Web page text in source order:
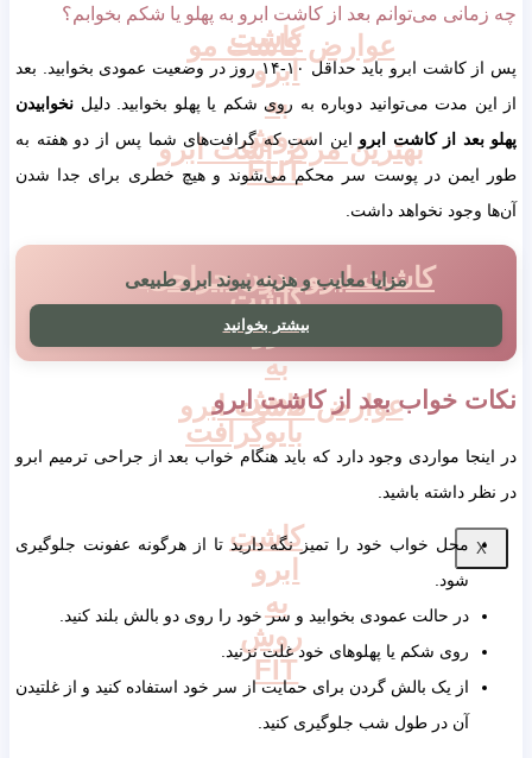
عوارض کاشت مو
بهترین مرکز اشت ابرو
کاشت ابرو بدون جراحی
عوارض کاشت ابرو
کاشت
ابرو
به
روش
FUT
کاشت
ابرو
به
روش
بایوگرافت
کاشت
به
روش
FIT
می‌توانم بعد از کاشت ابرو به پهلو یا شکم بخوابم؟
پس از کاشت ابرو باید حداقل ۱۰-۱۴ روز در وضعیت عمودی بخوابید. بعد
مدت می‌توانید دوباره به روی شکم یا پهلو بخوابید. دلیلنخوابیدن
بعد از کاشت ابرواین است که گرافت‌های شما پس از دو هفته به
ایمن در پوست سر محکم می‌شوند و هیچ خطری برای جدا شدن
وجود نخواهد داشت.
مزایا معایب و هزینه پیوند ابرو طبیعی
بیشتر بخوانید
خواب بعد از کاشت ابرو
مواردی وجود دارد که باید هنگام خواب بعد از جراحی ترمیم ابرو
داشته باشید.
محل خواب خود را تمیز نگه دارید تا از هرگونه عفونت جلوگیری
در حالت عمودی بخوابید و سر خود را روی دو بالش بلند کنید.
روی شکم یا پهلوهای خود غلت نزنید.
از یک بالش گردن برای حمایت از سر خود استفاده کنید و از غلتیدن
آن در طول شب جلوگیری کنید.